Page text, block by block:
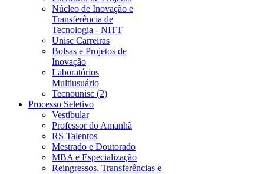
Núcleo de Inovação e
Transferência de
Tecnologia - NITT
Unisc Carreiras
Bolsas e Projetos de
Inovação
Laboratórios
Multiusuário
Tecnounisc (2)
Processo Seletivo
Vestibular
Professor do Amanhã
RS Talentos
Mestrado e Doutorado
MBA e Especialização
Reingressos, Transferências e